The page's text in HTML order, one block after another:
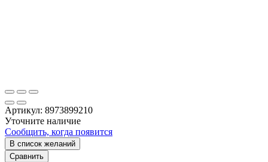
Артикул: 8973899210
Уточните наличие
Сообщить, когда появится
В список желаний
Сравнить